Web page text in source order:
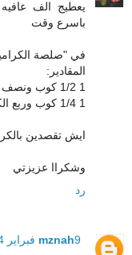
يعطيج الف
باسرع وقت
في "صلصة
المقادير:
1 1/2 كوب ونصف الكوب سكر
1 1/4 كوب وربع الكوب كريمة سائلة بحرارة الغرفة وليست باردة"
ايش تقصدين
وشكراا عزيزتي
رد
mznah9 فبراير 2014 في 1:34 م